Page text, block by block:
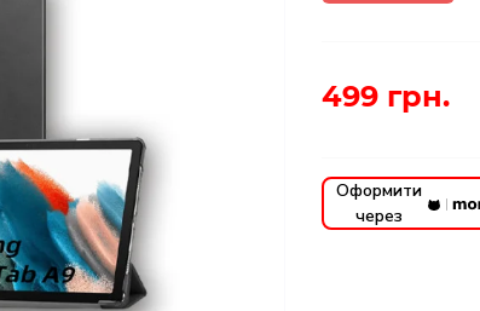
499 грн.
Оформити
через